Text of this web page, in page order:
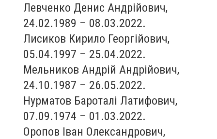
Левченко Денис Андрійович,
24.02.1989 – 08.03.2022.
Лисиков Кирило Георгійович,
05.04.1997 – 25.04.2022.
Мельников Андрій Андрійович,
24.10.1987 – 26.05.2022.
Нурматов Бароталі Латифович,
07.09.1974 – 01.03.2022.
Оропов Іван Олександрович,